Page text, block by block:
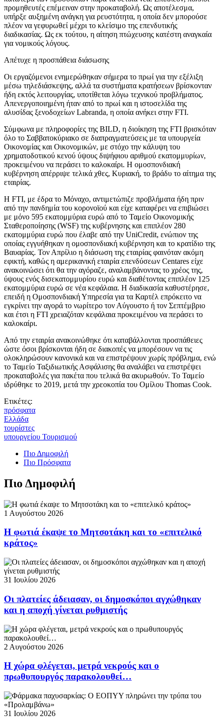
προμηθευτές επέμειναν στην προκαταβολή. Ως αποτέλεσμα,
υπήρξε αυξημένη ανάγκη για ρευστότητα, η οποία δεν μπορούσε
πλέον να γεφυρωθεί μέχρι το κλείσιμο της επενδυτικής
διαδικασίας. Ως εκ τούτου, η αίτηση πτώχευσης κατέστη αναγκαία
για νομικούς λόγους.
Απέτυχε η προσπάθεια διάσωσης
Οι εργαζόμενοι ενημερώθηκαν σήμερα το πρωί για την εξέλιξη
μέσω τηλεδιάσκεψης, αλλά τα συστήματα κρατήσεων βρίσκονταν
ήδη εκτός λειτουργίας, υποτίθεται λόγω τεχνικού προβλήματος.
Απενεργοποιημένη ήταν από το πρωί και η ιστοσελίδα της
αλυσίδας ξενοδοχείων Labranda, η οποία ανήκει στην FTI.
Σύμφωνα με πληροφορίες της BILD, η διοίκηση της FTI βρισκόταν
όλο το Σαββατοκύριακο σε διαπραγματεύσεις με τα υπουργεία
Οικονομίας και Οικονομικών, με στόχο την κάλυψη του
χρηματοδοτικού κενού ύψους διψήφιου αριθμού εκατομμυρίων,
προκειμένου να περάσει το καλοκαίρι. Η ομοσπονδιακή
κυβέρνηση απέρριψε τελικά χθες, Κυριακή, το βράδυ το αίτημα της
εταιρίας.
H FTI, με έδρα το Μόναχο, αντιμετώπιζε προβλήματα ήδη πριν
από την πανδημία του κορονοϊού και είχε καταφέρει να επιβιώσει
με μόνο 595 εκατομμύρια ευρώ από το Ταμείο Οικονομικής
Σταθεροποίησης (WSF) της κυβέρνησης και επιπλέον 280
εκατομμύρια ευρώ που έλαβε από την UniCredit, ενώπιον της
οποίας εγγυήθηκαν η ομοσπονδιακή κυβέρνηση και το κρατίδιο της
Βαυαρίας. Τον Απρίλιο η διάσωση της εταιρίας φαινόταν ακόμη
εφικτή, καθώς η αμερικανική εταιρία επενδύσεων Centares είχε
ανακοινώσει ότι θα την αγόραζε, αναλαμβάνοντας το χρέος της,
ύψους ενός δισεκατομμυρίου ευρώ και διαθέτοντας επιπλέον 125
εκατομμύρια ευρώ σε νέα κεφάλαια. Η διαδικασία καθυστέρησε,
επειδή η Ομοσπονδιακή Υπηρεσία για τα Καρτέλ επρόκειτο να
εγκρίνει την αγορά το νωρίτερο τον Αύγουστο ή τον Σεπτέμβριο
και έτσι η FTI χρειαζόταν κεφάλαια προκειμένου να περάσει το
καλοκαίρι.
Από την εταιρία ανακοινώθηκε ότι καταβάλλονται προσπάθειες
ώστε όσοι βρίσκονται ήδη σε διακοπές να μπορέσουν να τις
ολοκληρώσουν κανονικά και να επιστρέψουν χωρίς πρόβλημα, ενώ
το Ταμείο Ταξιδιωτικής Ασφάλισης θα αναλάβει να επιστρέψει
προκαταβολές για πακέτα που τελικά θα ακυρωθούν. Το Ταμείο
ιδρύθηκε το 2019, μετά την χρεοκοπία του Ομίλου Thomas Cook.
Ετικέτες:
πρόσφατα
Ελλάδα
τουρίστες
υπουργείου Τουρισμού
Πιο Δημοφιλή
Πιο Πρόσφατα
Πιο Δημοφιλή
1 Αυγούστου 2026
Η φωτιά έκαψε το Μητσοτάκη και το «επιτελικό
κράτος»
31 Ιουλίου 2026
Οι πλατείες άδειασαν, οι δημοσκόποι αγχώθηκαν
και η αποχή γίνεται ρυθμιστής
2 Αυγούστου 2026
Η χώρα φλέγεται, μετρά νεκρούς και ο
πρωθυπουργός παρακολουθεί…
31 Ιουλίου 2026